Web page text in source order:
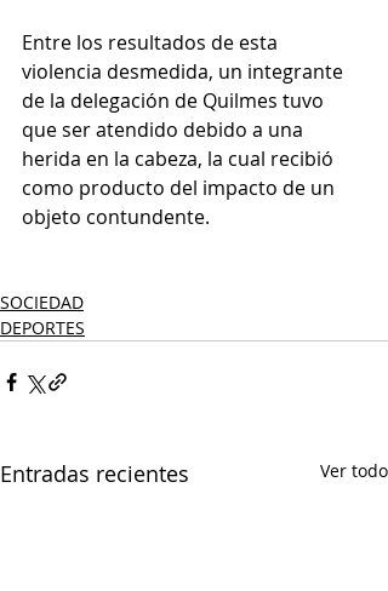
Entre los resultados de esta
violencia desmedida, un integrante
de la delegación de Quilmes tuvo
que ser atendido debido a una
herida en la cabeza, la cual recibió
como producto del impacto de un
objeto contundente.
SOCIEDAD
DEPORTES
Entradas recientes Ver todo